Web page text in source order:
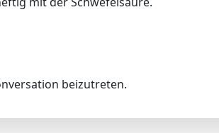
beizutreten.